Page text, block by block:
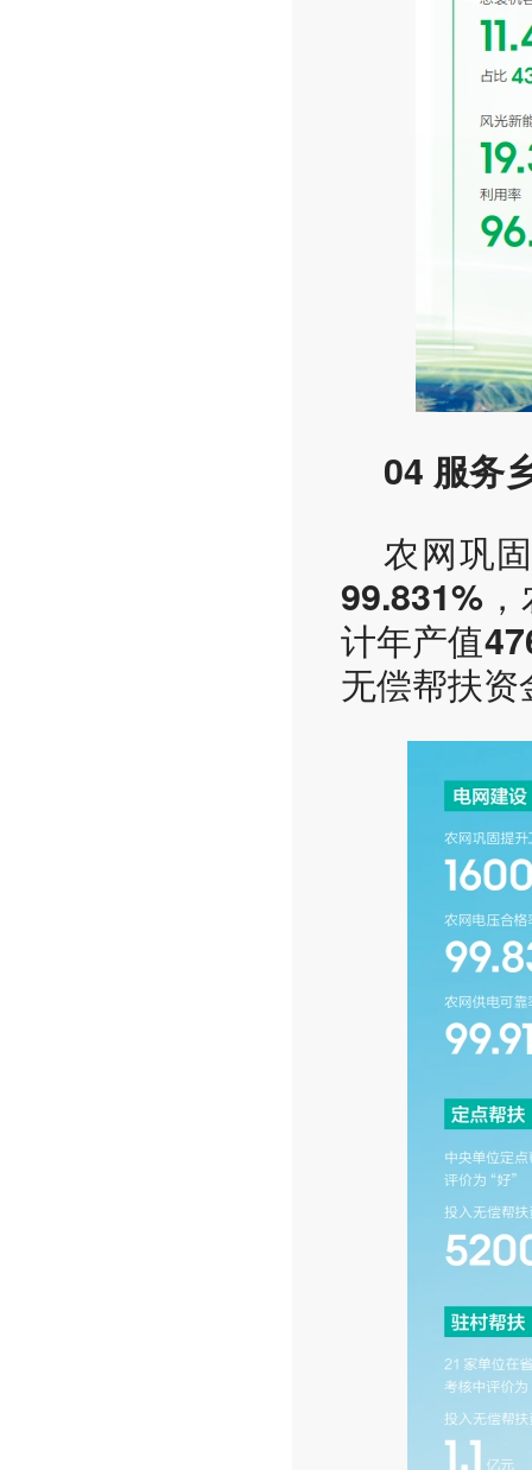
04 服务
农网巩
99.831%
计年产值
无偿帮扶资